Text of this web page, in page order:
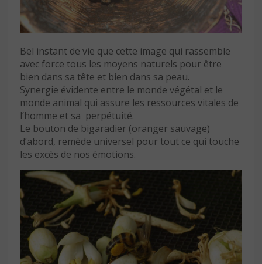
Bel instant de vie que cette image qui rassemble
avec force tous les moyens naturels pour être
bien dans sa tête et bien dans sa peau.
Synergie évidente entre le monde végétal et le
monde animal qui assure les ressources vitales de
l’homme et sa perpétuité.
Le bouton de bigaradier (oranger sauvage)
d’abord, remède universel pour tout ce qui touche
les excès de nos émotions.